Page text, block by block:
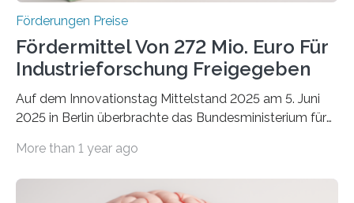
Förderungen Preise
Fördermittel Von 272 Mio. Euro Für
Industrieforschung Freigegeben
Auf dem Innovationstag Mittelstand 2025 am 5. Juni
2025 in Berlin überbrachte das Bundesministerium für
Überplanmäßige Verpflichtungsermächtigungen in
Woche vom Haushaltsausschuss freigegeben – unter
More than 1 year ago